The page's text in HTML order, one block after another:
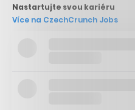
Nastartujte svou kariéru
Více na CzechCrunch Jobs